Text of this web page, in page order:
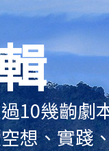
10幾齣
想、實踐